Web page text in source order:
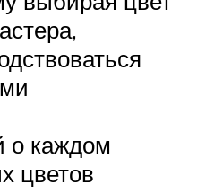
о каждом
цветов